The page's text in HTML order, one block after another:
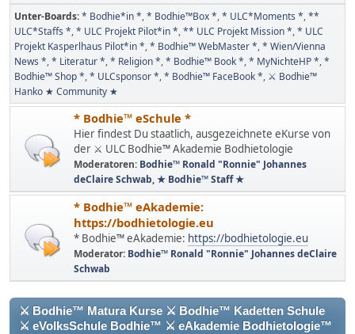
Unter-Boards * Bodhie*in * * Bodhie™Box * * ULC*Moments * **
ULC*Staffs * * ULC Projekt Pilot*in * ** ULC Projekt Mission * * ULC
Projekt Kasperlhaus Pilot*in * * Bodhie™ WebMaster * * Wien/Vienna
News * * Literatur * * Religion * * Bodhie™ Book * * MyNichteHP * *
Bodhie™ Shop * * ULCsponsor * * Bodhie™ FaceBook * ⚔ Bodhie™
Hanko ★ Community ★
* Bodhie™ eSchule *
Hier findest Du staatlich, ausgezeichnete eKurse von
der ⚔ ULC Bodhie™ Akademie Bodhietologie
Moderatoren: Bodhie™ Ronald "Ronnie" Johannes
deClaire Schwab,★ Bodhie™ Staff ★
* Bodhie™ eAkademie:
https://bodhietologie.eu
* Bodhie™ eAkademie: https://bodhietologie.eu
Moderator: Bodhie™ Ronald "Ronnie" Johannes deClaire
Schwab
⚔ Bodhie™ Matura Kurse ⚔ Bodhie™ Kadetten Schule
⚔ eVolksSchule Bodhie™ ⚔ eAkademie Bodhietologie™